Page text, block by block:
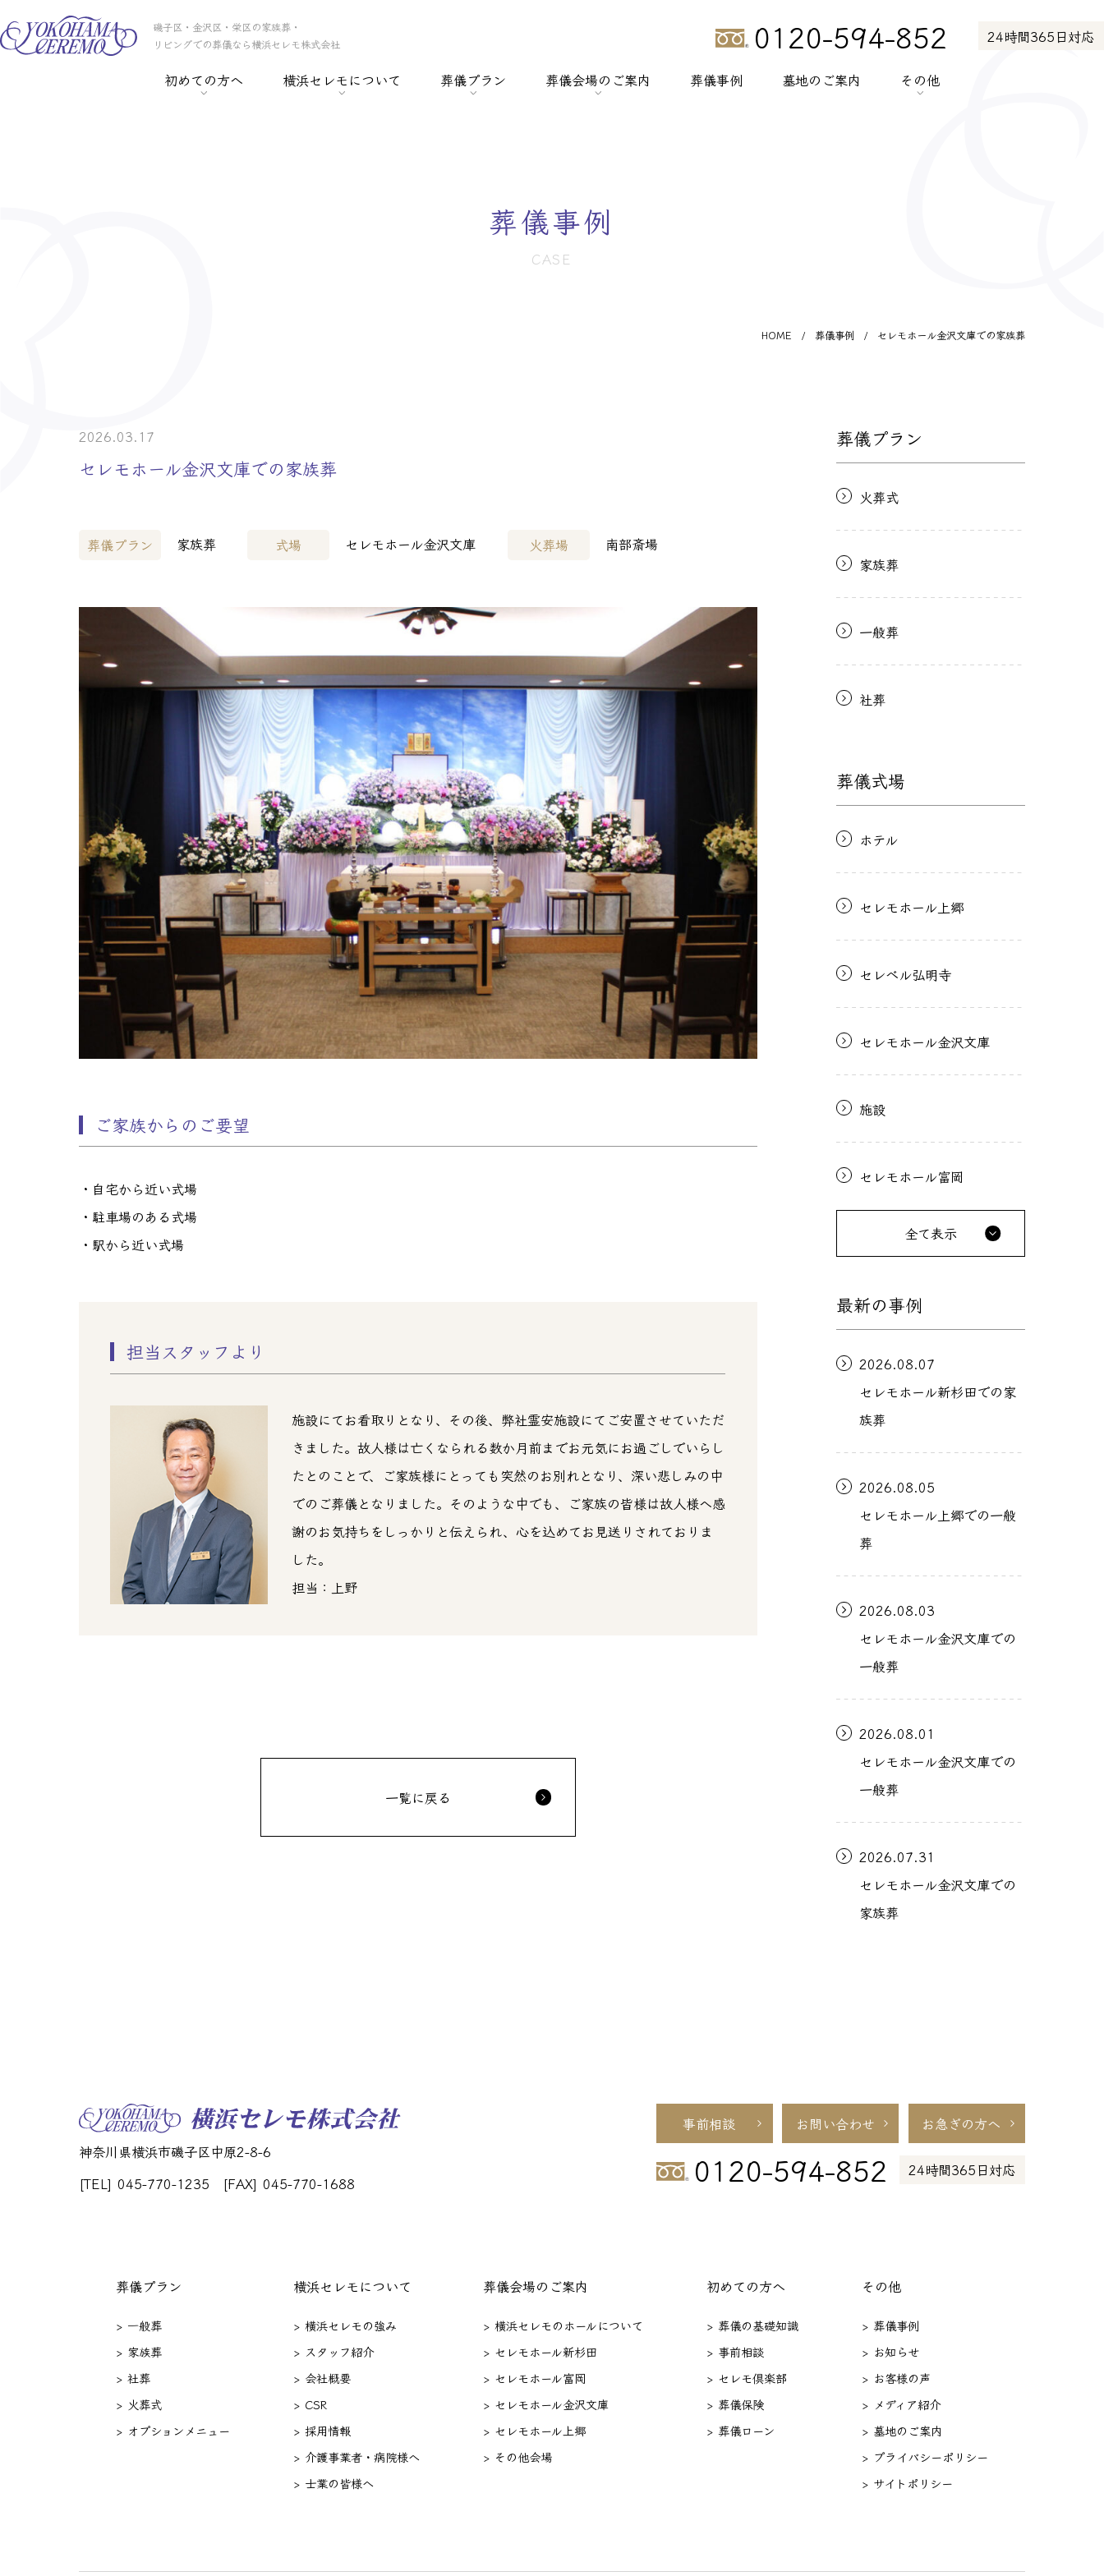
磯子区・金沢区・栄区の家族葬・
リビングでの葬儀なら横浜セレモ株式会社
0120-594-852 24時間365日対応
初めての方へ 横浜セレモについて 葬儀プラン 葬儀会場のご案内
> セレモホール富岡
葬儀事例 墓地のご案内 その他
> サイトポリシー
葬儀事例
CASE
HOME / 葬儀事例 / セレモホール金沢文庫での家族葬
2026.03.17
セレモホール金沢文庫での家族葬
葬儀プラン 家族葬 式場 セレモホール金沢文庫 火葬場 南部斎場
ご家族からのご要望
・自宅から近い式場
・駐車場のある式場
・駅から近い式場
担当スタッフより
施設にてお看取りとなり、その後、弊社霊安施設にてご安置させていただ
きました。故人様は亡くなられる数か月前までお元気にお過ごしでいらし
たとのことで、ご家族様にとっても突然のお別れとなり、深い悲しみの中
でのご葬儀となりました。そのような中でも、ご家族の皆様は故人様へ感
謝のお気持ちをしっかりと伝えられ、心を込めてお見送りされておりま
した。
担当：上野
一覧に戻る
葬儀プラン
火葬式
家族葬
一般葬
社葬
葬儀式場
ホテル
セレモホール上郷
セレベル弘明寺
セレモホール金沢文庫
施設
セレモホール富岡
全て表示
最新の事例
2026.08.07
セレモホール新杉田での家
族葬
2026.08.05
セレモホール上郷での一般
葬
2026.08.03
セレモホール金沢文庫での
一般葬
2026.08.01
セレモホール金沢文庫での
一般葬
2026.07.31
セレモホール金沢文庫での
家族葬
神奈川県横浜市磯子区中原2-8-6
[TEL] 045-770-1235
[FAX] 045-770-1688
事前相談 お問い合わせ お急ぎの方へ
0120-594-852 24時間365日対応
葬儀プラン
> 一般葬
> 家族葬
> 社葬
> 火葬式
> オプションメニュー
横浜セレモについて
> 横浜セレモの強み
> スタッフ紹介
> 会社概要
> CSR
> 採用情報
> 介護事業者・病院様へ
> 士業の皆様へ
葬儀会場のご案内
> 横浜セレモのホールについて
> セレモホール新杉田
> セレモホール富岡
> セレモホール金沢文庫
> セレモホール上郷
> その他会場
初めての方へ
> 葬儀の基礎知識
> 事前相談
> セレモ倶楽部
> 葬儀保険
> 葬儀ローン
その他
> 葬儀事例
> お知らせ
> お客様の声
> メディア紹介
> 墓地のご案内
> プライバシーポリシー
> サイトポリシー